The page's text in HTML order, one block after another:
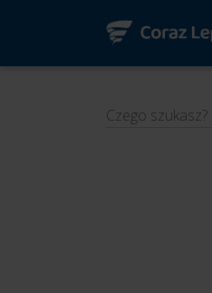
Czego szukasz?